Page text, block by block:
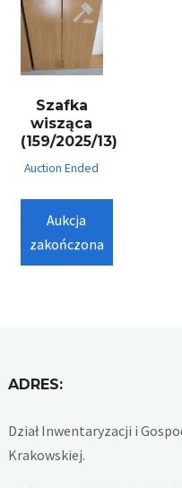
Szafka
wisząca
(159/2025/13)
Auction Ended
Aukcja
zakończona
ADRES:
Dział Inwentaryzacji i
Krakowskiej.